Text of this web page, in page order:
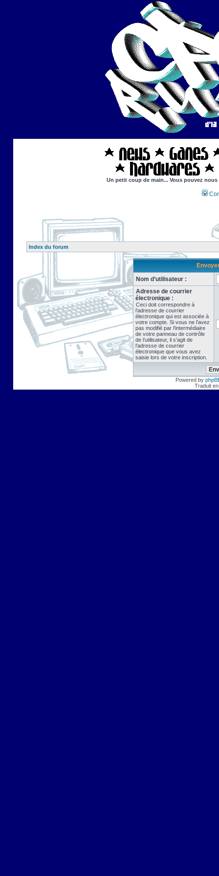
Un petit coup de main... Vous pouvez
Index du forum
Nom d’utilisateur :
Adresse de courrier
électronique :
Ceci doit correspondre à
l’adresse de courrier
électronique qui est associée à
votre compte. Si vous ne l’avez
pas modifié par l’intermédiaire
de votre panneau de contrôle
de l’utilisateur, il s’agit de
l’adresse de courrier
électronique que vous avez
saisie lors de votre inscription.
Powered by
Traduit